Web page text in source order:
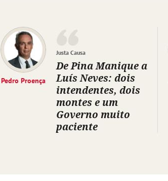
Pedro Proença
Justa Causa
De Pina Manique a
Luís Neves: dois
intendentes, dois
montes e um
Governo muito
paciente